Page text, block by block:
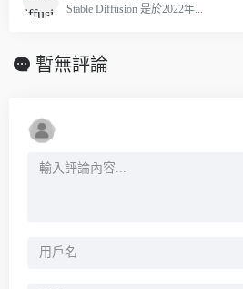
Stable Diffusion 是於2022年...
暫無評論